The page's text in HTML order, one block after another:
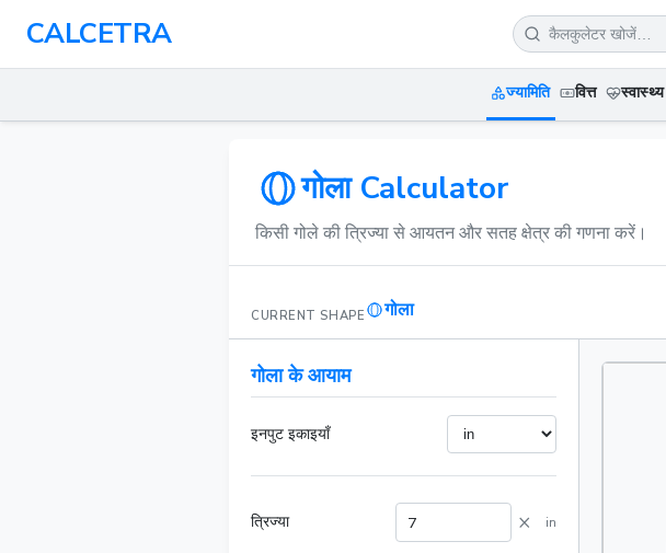
CALCETRA
ज्यामिति वित्त स्वास्थ्य
गोला Calculator
किसी गोले की त्रिज्या से आयतन और सतह क्षेत्र की गणना करें।
CURRENT SHAPE गोला
गोला के आयाम
इनपुट इकाइयाँ
त्रिज्या × in